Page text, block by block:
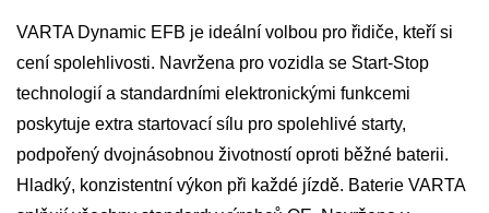
VARTA Dynamic EFB je ideální volbou pro řidiče, kteří si
cení spolehlivosti. Navržena pro vozidla se Start-Stop
technologií a standardními elektronickými funkcemi
poskytuje extra startovací sílu pro spolehlivé starty,
podpořený dvojnásobnou životností oproti běžné baterii.
Hladký, konzistentní výkon při každé jízdě. Baterie VARTA